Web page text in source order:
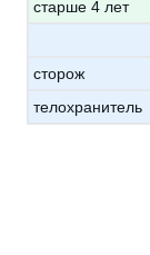
старше 4 лет
сторож
телохранитель